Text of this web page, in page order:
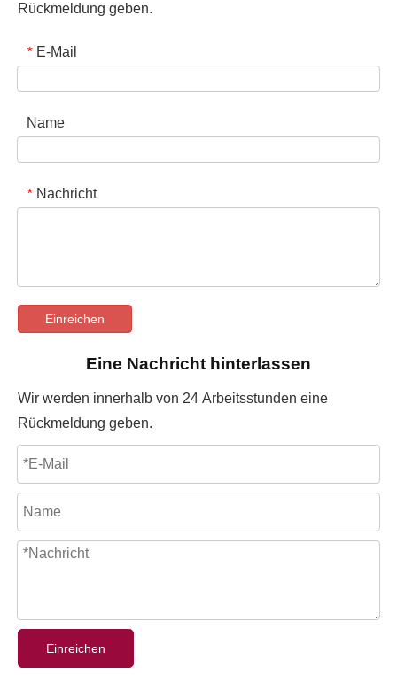
Rückmeldung geben.
* E-Mail
Name
* Nachricht
Einreichen
Eine Nachricht hinterlassen
Wir werden innerhalb von 24 Arbeitsstunden eine
Rückmeldung geben.
Einreichen